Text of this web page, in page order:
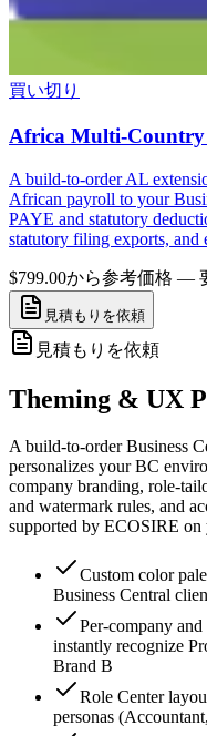
買い切り
Africa Multi-Country
A build-to-order AL
African payroll to your
PAYE and statutory
statutory filing exports, and
$799.00から参考価格 —
見積もりを依頼
見積もりを依頼
Theming & UX
A build-to-order Business
personalizes your BC
company branding, role-
and watermark rules, and
supported by ECOSIRE on
Custom color
Business Central
Per-company
instantly recognize
Brand B
Role Center
personas